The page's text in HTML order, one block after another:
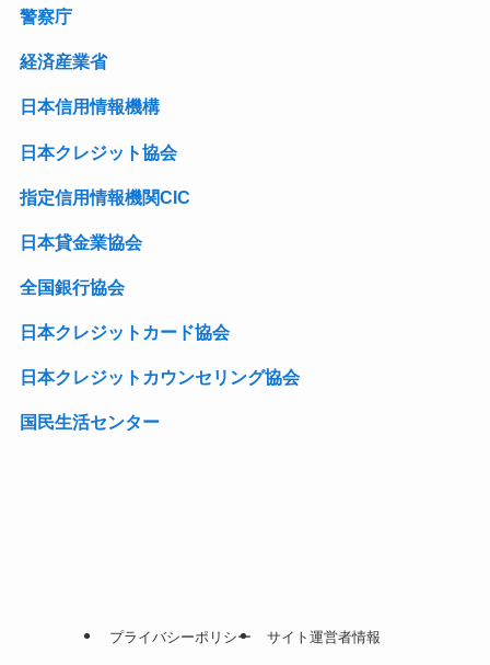
警察庁
経済産業省
日本信用情報機構
日本クレジット協会
指定信用情報機関CIC
日本貸金業協会
全国銀行協会
日本クレジットカード協会
日本クレジットカウンセリング協会
国民生活センター
プライバシーポリシー サイト運営者情報